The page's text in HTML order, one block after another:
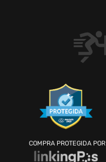
COMPRA PROTEGIDA POR